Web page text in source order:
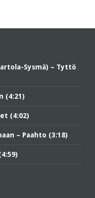
Sysmä) – Tyttö
(4:21)
(4:02)
– Paahto (3:18)